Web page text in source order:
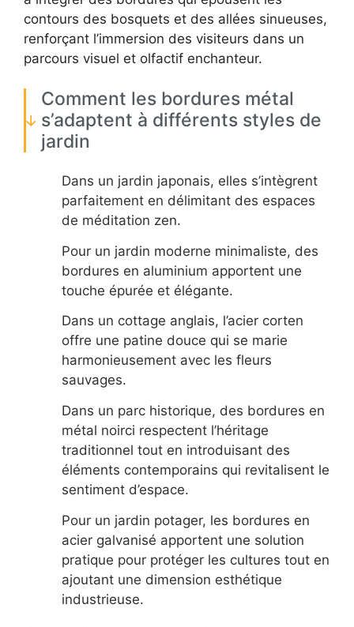
contours des bosquets et des allées sinueuses,
renforçant l’immersion des visiteurs dans un
parcours visuel et olfactif enchanteur.
Comment les bordures métal
s’adaptent à différents styles de
jardin
Dans un jardin japonais, elles s’intègrent
parfaitement en délimitant des espaces
de méditation zen.
Pour un jardin moderne minimaliste, des
bordures en aluminium apportent une
touche épurée et élégante.
Dans un cottage anglais, l’acier corten
offre une patine douce qui se marie
harmonieusement avec les fleurs
sauvages.
Dans un parc historique, des bordures en
métal noirci respectent l’héritage
traditionnel tout en introduisant des
éléments contemporains qui revitalisent le
sentiment d’espace.
Pour un jardin potager, les bordures en
acier galvanisé apportent une solution
pratique pour protéger les cultures tout en
ajoutant une dimension esthétique
industrieuse.